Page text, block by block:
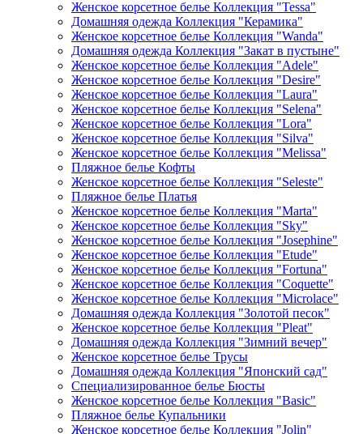
Женское корсетное белье Коллекция "Tessa"
Домашняя одежда Коллекция "Керамика"
Женское корсетное белье Коллекция "Wanda"
Домашняя одежда Коллекция "Закат в пустыне"
Женское корсетное белье Коллекция "Adele"
Женское корсетное белье Коллекция "Desire"
Женское корсетное белье Коллекция "Laura"
Женское корсетное белье Коллекция "Selena"
Женское корсетное белье Коллекция "Lora"
Женское корсетное белье Коллекция "Silva"
Женское корсетное белье Коллекция "Melissa"
Пляжное белье Кофты
Женское корсетное белье Коллекция "Seleste"
Пляжное белье Платья
Женское корсетное белье Коллекция "Marta"
Женское корсетное белье Коллекция "Sky"
Женское корсетное белье Коллекция "Josephine"
Женское корсетное белье Коллекция "Etude"
Женское корсетное белье Коллекция "Fortuna"
Женское корсетное белье Коллекция "Coquette"
Женское корсетное белье Коллекция "Microlace"
Домашняя одежда Коллекция "Золотой песок"
Женское корсетное белье Коллекция "Pleat"
Домашняя одежда Коллекция "Зимний вечер"
Женское корсетное белье Трусы
Домашняя одежда Коллекция "Японский сад"
Специализированное белье Бюсты
Женское корсетное белье Коллекция "Basic"
Пляжное белье Купальники
Женское корсетное белье Коллекция "Jolin"